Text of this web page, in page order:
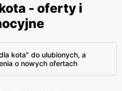
- oferty i
kota" do ulubionych, a
o nowych ofertach